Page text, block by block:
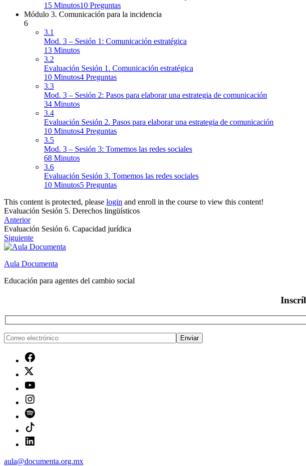
15 Minutos10 Preguntas
Módulo 3. Comunicación para la incidencia
6
3.1
Mod. 3 – Sesión 1: Comunicación estratégica
13 Minutos
3.2
Evaluación Sesión 1. Comunicación estratégica
10 Minutos4 Preguntas
3.3
Mod. 3 – Sesión 2: Pasos para elaborar una estrategia de comunicación
34 Minutos
3.4
Evaluación Sesión 2. Pasos para elaborar una estrategia de comunicación
10 Minutos4 Preguntas
3.5
Mod. 3 – Sesión 3: Tomemos las redes sociales
68 Minutos
3.6
Evaluación Sesión 3. Tomemos las redes sociales
10 Minutos5 Preguntas
This content is protected, please login and enroll in the course to view this content!
Evaluación Sesión 5. Derechos lingüísticos
Anterior
Evaluación Sesión 6. Capacidad jurídica
Siguiente
Aula Documenta
Educación para agentes del cambio social
aula@documenta.org.mx